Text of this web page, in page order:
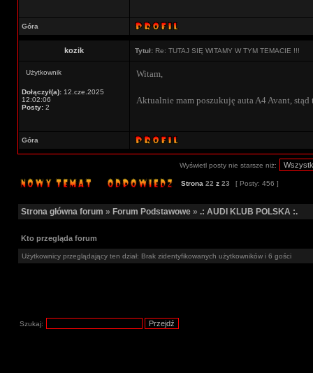
Góra
kozik Tytuł: Re: TUTAJ SIĘ WITAMY W TYM TEMACIE !!!
Użytkownik
Dołączył(a): 12.cze.2025
12:02:06
Posty: 2
Witam,
Aktualnie mam poszukuję auta A4 Avant,
Góra
Wyświetl posty nie starsze niż:
Strona 22 z 23 [ Posty: 456 ]
Strona główna forum » Forum Podstawowe » .: AUDI KLUB POLSKA :.
Kto przegląda forum
Użytkownicy przeglądający ten dział: Brak zidentyfikowanych użytkowników i 6 gości
Szukaj: